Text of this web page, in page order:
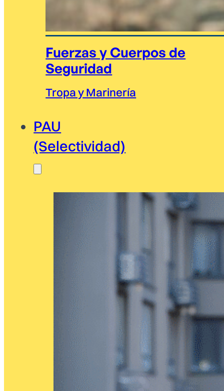
Fuerzas y Cuerpos de
Seguridad
Tropa y Marinería
PAU
(Selectividad)